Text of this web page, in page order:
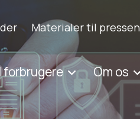
Materialer til pressen
forbrugere Om os